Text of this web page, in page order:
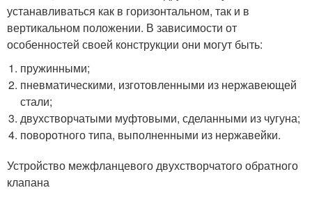
устанавливаться как в горизонтальном, так и в
вертикальном положении. В зависимости от
особенностей своей конструкции они могут быть:
пружинными;
пневматическими, изготовленными из нержавеющей
стали;
двухстворчатыми муфтовыми, сделанными из чугуна;
поворотного типа, выполненными из нержавейки.
Устройство межфланцевого двухстворчатого обратного
клапана